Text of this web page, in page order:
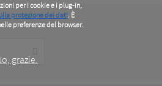
per i cookie e i plug-in,
protezione dei dati. È
preferenze del browser.
grazie.